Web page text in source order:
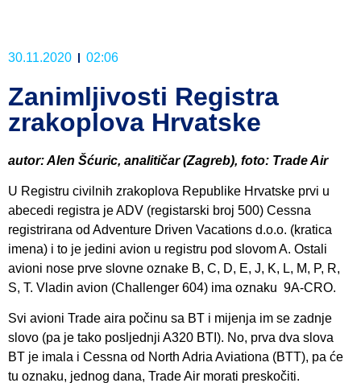
30.11.2020 02:06
Zanimljivosti Registra
zrakoplova Hrvatske
autor: Alen Šćuric, analitičar (Zagreb), foto: Trade Air
U Registru civilnih zrakoplova Republike Hrvatske prvi u
abecedi registra je ADV (registarski broj 500) Cessna
registrirana od Adventure Driven Vacations d.o.o. (kratica
imena) i to je jedini avion u registru pod slovom A. Ostali
avioni nose prve slovne oznake B, C, D, E, J, K, L, M, P, R,
S, T. Vladin avion (Challenger 604) ima oznaku 9A-CRO.
Svi avioni Trade aira počinu sa BT i mijenja im se zadnje
slovo (pa je tako posljednji A320 BTI). No, prva dva slova
BT je imala i Cessna od North Adria Aviationa (BTT), pa će
tu oznaku, jednog dana, Trade Air morati preskočiti.